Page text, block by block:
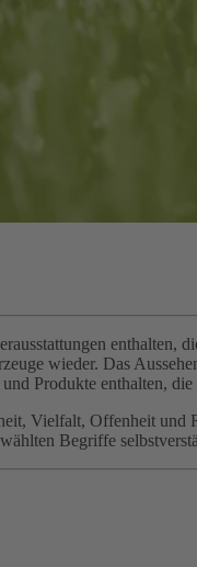
wieder. Das
Produkte enthalten,
Vielfalt, Offenheit
Begriffe